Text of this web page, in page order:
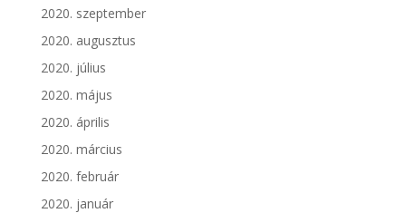
2020. szeptember
2020. augusztus
2020. július
2020. május
2020. április
2020. március
2020. február
2020. január